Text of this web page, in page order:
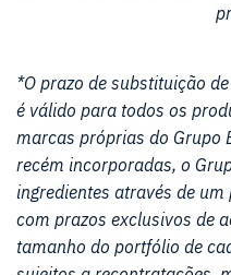
*O prazo de substituição
é válido para todos os
marcas próprias do Grupo
recém incorporadas, o
ingredientes através de
com prazos exclusivos de
tamanho do portfólio de